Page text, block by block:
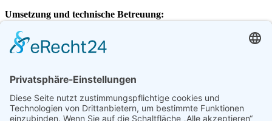
Umsetzung und technische Betreuung: